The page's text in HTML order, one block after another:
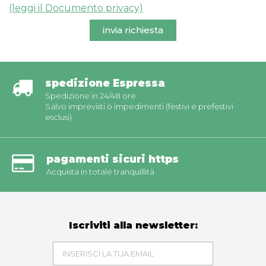
(leggi il Documento privacy)
invia richiesta
spedizione Espressa
Spedizione in 24/48 ore
Salvo imprevisti o impedimenti (festivi e prefestivi
esclusi)
pagamenti sicuri https
Acquista in totale tranquillità
Iscriviti alla newsletter: